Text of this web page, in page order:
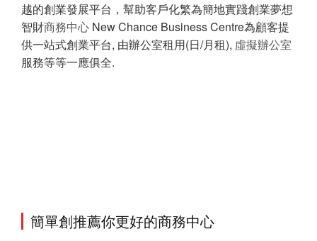
越的創業發展平台，幫助客戶化繁為簡地實踐創業夢想
智財商務中心 New Chance Business Centre為顧客提
供一站式創業平台, 由辦公室租用(日/月租), 虛擬辦公室
服務等等一應俱全.
簡單創推薦你更好的商務中心